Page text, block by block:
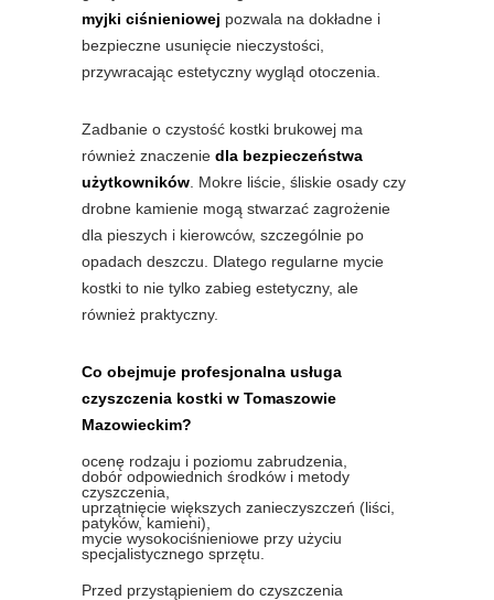
myjki ciśnieniowej pozwala na dokładne i
bezpieczne usunięcie nieczystości,
przywracając estetyczny wygląd otoczenia.
Zadbanie o czystość kostki brukowej ma
również znaczenie dla bezpieczeństwa
użytkowników . Mokre liście, śliskie osady czy
drobne kamienie mogą stwarzać zagrożenie
dla pieszych i kierowców, szczególnie po
opadach deszczu. Dlatego regularne mycie
kostki to nie tylko zabieg estetyczny, ale
również praktyczny.
Co obejmuje profesjonalna usługa
czyszczenia kostki w Tomaszowie
Mazowieckim?
ocenę rodzaju i poziomu zabrudzenia,
dobór odpowiednich środków i metody
czyszczenia,
uprzątnięcie większych zanieczyszczeń (liści,
patyków, kamieni),
mycie wysokociśnieniowe przy użyciu
specjalistycznego sprzętu.
Przed przystąpieniem do czyszczenia